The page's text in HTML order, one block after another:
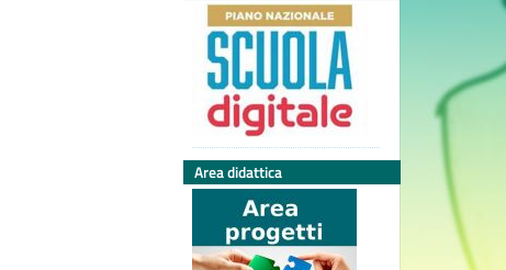
Area didattica